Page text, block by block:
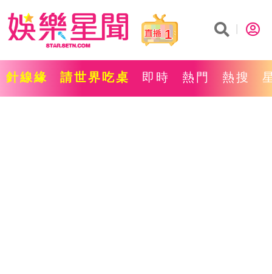
1
針線緣 請世界吃桌 即時 熱門 熱搜